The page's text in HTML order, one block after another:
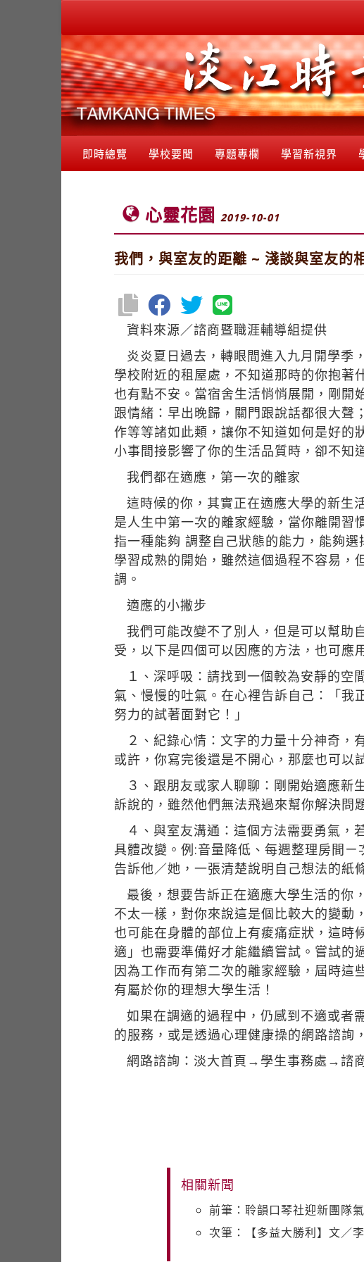
即時總覽 學校要聞 專題專欄 學習新視界
心靈花園 2019-10-01
我們，與室友的距離 ~ 淺談與室友的
資料來源／諮商暨職涯輔導組提供
炎炎夏日過去，轉眼間進入九月開學季
學校附近的租屋處，不知道那時的你抱著
也有點不安。當宿舍生活悄悄展開，剛開
跟情緒：早出晚歸，關門跟說話都很大聲
作等等諸如此類，讓你不知道如何是好的
小事間接影響了你的生活品質時，卻不知
我們都在適應，第一次的離家
這時候的你，其實正在適應大學的新生
是人生中第一次的離家經驗，當你離開習
指一種能夠 調整自己狀態的能力，能夠
學習成熟的開始，雖然這個過程不容易，
調。
適應的小撇步
我們可能改變不了別人，但是可以幫助
受，以下是四個可以因應的方法，也可應
１、深呼吸：請找到一個較為安靜的空
氣、慢慢的吐氣。在心裡告訴自己：「我
努力的試著面對它！」
２、紀錄心情：文字的力量十分神奇，
或許，你寫完後還是不開心，那麼也可以
３、跟朋友或家人聊聊：剛開始適應新
訴說的，雖然他們無法飛過來幫你解決問
４、與室友溝通：這個方法需要勇氣，
具體改變。例:音量降低、每週整理房間
告訴他／她，一張清楚說明自己想法的紙
最後，想要告訴正在適應大學生活的你
不太一樣，對你來說這是個比較大的變動
也可能在身體的部位上有痠痛症狀，這時
適」也需要準備好才能繼續嘗試。嘗試的
因為工作而有第二次的離家經驗，屆時這
有屬於你的理想大學生活！
如果在調適的過程中，仍感到不適或者
的服務，或是透過心理健康操的網路諮詢
網路諮詢：淡大首頁→學生事務處→諮
相關新聞
前筆：聆韻口琴社迎新團隊
次筆：【多益大勝利】文／